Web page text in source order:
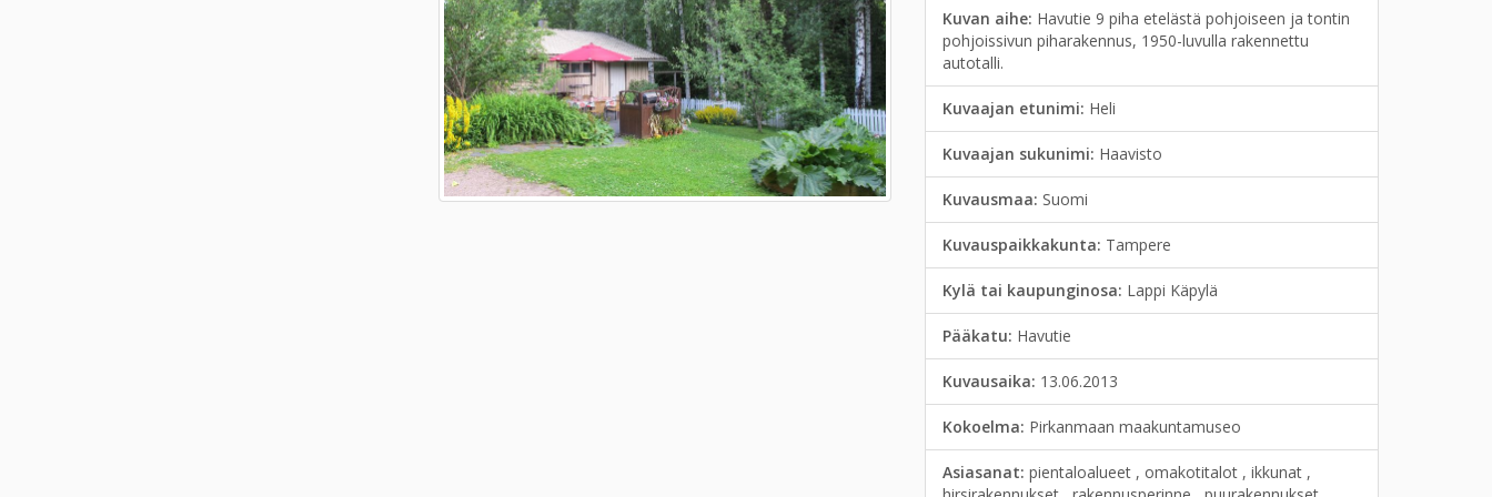
Kuvan aihe: Havutie 9 piha etelästä pohjoiseen ja tontin
pohjoissivun piharakennus, 1950-luvulla rakennettu
autotalli.
Kuvaajan etunimi: Heli
Kuvaajan sukunimi: Haavisto
Kuvausmaa: Suomi
Kuvauspaikkakunta: Tampere
Kylä tai kaupunginosa: Lappi Käpylä
Pääkatu: Havutie
Kuvausaika: 13.06.2013
Kokoelma: Pirkanmaan maakuntamuseo
Asiasanat:pientaloalueet , omakotitalot , ikkunat ,